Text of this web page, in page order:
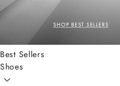
Best Sellers
Shoes